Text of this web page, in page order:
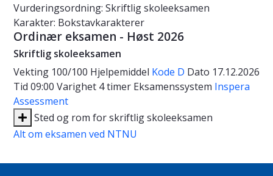
Vurderingsordning: Skriftlig skoleeksamen
Karakter: Bokstavkarakterer
Ordinær eksamen - Høst 2026
Skriftlig skoleeksamen
Vekting 100/100 Hjelpemiddel Kode D Dato 17.12.2026
Tid 09:00 Varighet 4 timer Eksamenssystem Inspera
Assessment
Sted og rom for skriftlig skoleeksamen
Alt om eksamen ved NTNU